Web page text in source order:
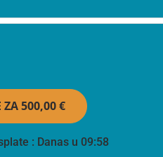
ZA500,00 €
: Danas u 09:58